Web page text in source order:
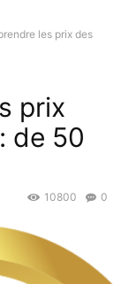
les prix des
prix
de 50
0
10800